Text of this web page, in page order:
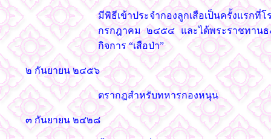
มีพิธีเข้าประจำกองลูกเสือเป็นครั้งแรก
กรกฎาคม ๒๔๕๔ และได้พระราชทานธ
กิจการ “เสือป่า”
๒ กันยายน ๒๔๕๖
ตรากฎสำหรับทหารกองหนุน
๓ กันยายน ๒๔๒๘